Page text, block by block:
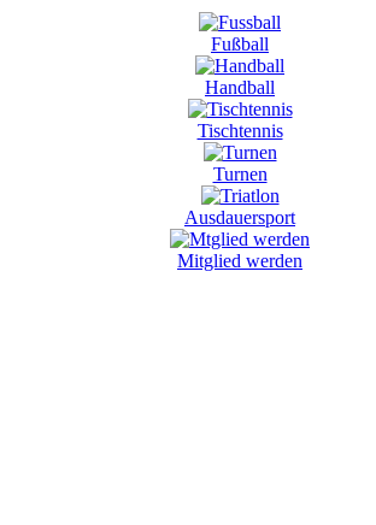
Fußball
Handball
Tischtennis
Turnen
Ausdauersport
Mitglied werden